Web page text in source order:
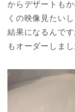
からデザートも
くの映像見たい
結果になるんで
もオーダーしまし